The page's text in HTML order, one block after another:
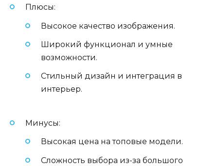
Плюсы:
Высокое качество изображения.
Широкий функционал и умные
возможности.
Стильный дизайн и интеграция в
интерьер.
Минусы:
Высокая цена на топовые модели.
Сложность выбора из-за большого